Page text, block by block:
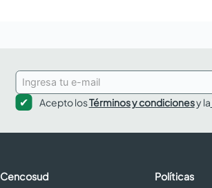
Acepto losTérminos y condicionesy la
Cencosud
Políticas